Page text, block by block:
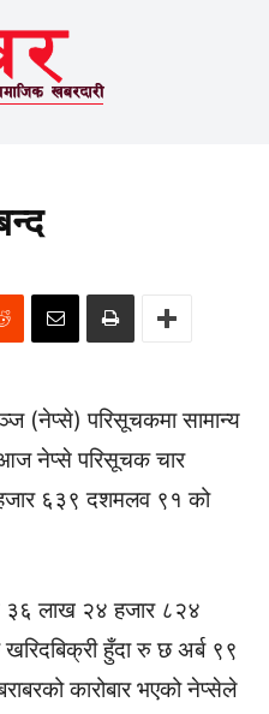
(नेप्से) परिसूचकमा सामान्य
नेप्से परिसूचक चार
६३९ दशमलव ९१ को
लाख २४ हजार ८२४
हुँदा रु छ अर्ब ९९
कारोबार भएको नेप्सेले